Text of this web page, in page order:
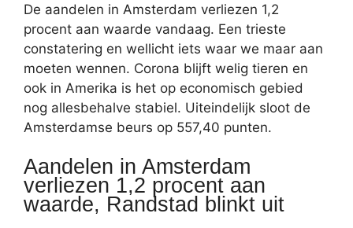
De aandelen in Amsterdam verliezen 1,2
procent aan waarde vandaag. Een trieste
constatering en wellicht iets waar we maar aan
moeten wennen. Corona blijft welig tieren en
ook in Amerika is het op economisch gebied
nog allesbehalve stabiel. Uiteindelijk sloot de
Amsterdamse beurs op 557,40 punten.
Aandelen in Amsterdam
verliezen 1,2 procent aan
waarde, Randstad blinkt uit